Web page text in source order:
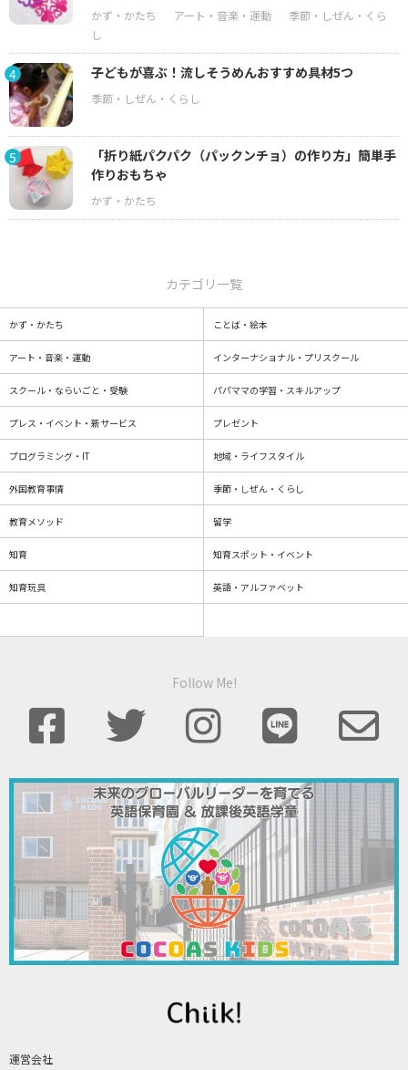
4 子どもが喜ぶ！流しそうめんおすすめ具材5つ
5
「折り紙パクパク（パックンチョ）の作り方」簡単手
作りおもちゃ
運営会社
カテゴリ一覧
かず・かたち ことば・絵本
アート・音楽・運動 インターナショナル・プリスクール
スクール・ならいごと・受験 パパママの学習・スキルアップ
プレス・イベント・新サービス プレゼント
プログラミング・IT 地域・ライフスタイル
外国教育事情 季節・しぜん・くらし
教育メソッド 留学
知育 知育スポット・イベント
知育玩具 英語・アルファベット
Follow Me!